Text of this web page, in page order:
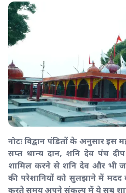
नोटः विद्वान पंडितों के अनुसार इस
सप्त धान्य दान, शनि देव पंच
शामिल करने से शनि देव और भी
की परेशानियों को सुलझाने में
करते समय अपने संकल्प में ये सब